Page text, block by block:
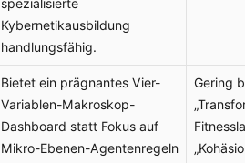
Kybernetikausbildung
handlungsfähig.
Bietet ein prägnantes Vier-
Variablen-Makroskop-
Dashboard statt Fokus auf
Mikro-Ebenen-Agentenregeln
Gering